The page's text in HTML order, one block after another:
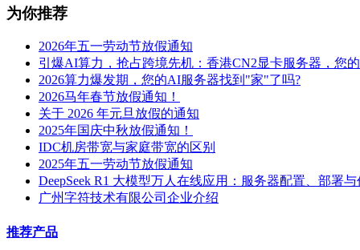
为你推荐
2026年五一劳动节放假通知
引爆AI算力，抢占跨境先机：香港CN2显卡服务器，您
2026算力爆发期，您的AI服务器找到"家"了吗?
2026马年春节放假通知！
关于 2026 年元旦放假的通知
2025年国庆中秋放假通知！
IDC机房带宽与家庭带宽的区别
2025年五一劳动节放假通知
DeepSeek R1 大模型万人在线应用：服务器配置、部署
广州字符技术有限公司企业介绍
推荐产品